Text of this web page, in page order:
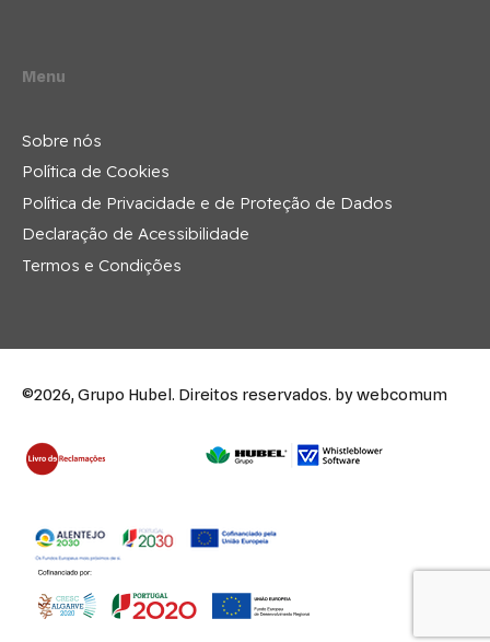
Menu
Sobre nós
Política de Cookies
Política de Privacidade e de Proteção de Dados
Declaração de Acessibilidade
Termos e Condições
©2026, Grupo Hubel. Direitos reservados. by webcomum